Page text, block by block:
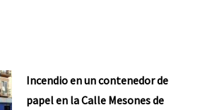
Incendio en un contenedor de
papel en la Calle Mesones de